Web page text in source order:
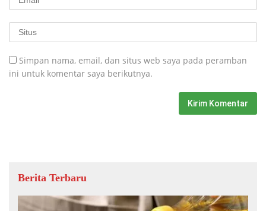
Simpan nama, email, dan situs web saya pada peramban
ini untuk komentar saya berikutnya.
Berita Terbaru